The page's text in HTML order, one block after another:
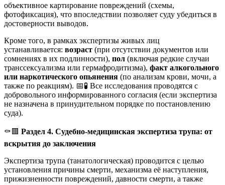
объективное картирование повреждений (схемы,
фотофиксация), что впоследствии позволяет суду убедиться в
достоверности выводов.
Кроме того, в рамках экспертизы живых лиц
устанавливается: возраст (при отсутствии документов или
сомнениях в их подлинности), пол (включая редкие случаи
транссексуализма или гермафродитизма), факт алкогольного
или наркотического опьянения (по анализам крови, мочи, а
также по реакциям). 📅🧪 Все исследования проводятся с
добровольного информированного согласия (если экспертиза
не назначена в принудительном порядке по постановлению
суда).
⚰️🟥 Раздел 4. Судебно-медицинская экспертиза трупа: от
вскрытия до заключения
Экспертиза трупа (танатологическая) проводится с целью
установления причины смерти, механизма её наступления,
прижизненности повреждений, давности смерти, а также